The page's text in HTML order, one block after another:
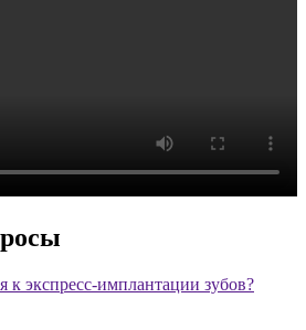
к экспресс-имплантации зубов?